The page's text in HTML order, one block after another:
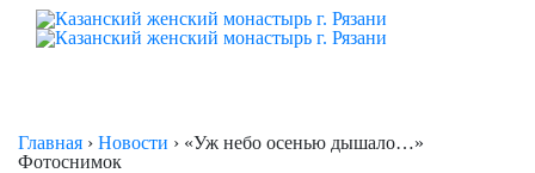
Главная › Новости › «Уж небо осенью дышало…»
Фотоснимок